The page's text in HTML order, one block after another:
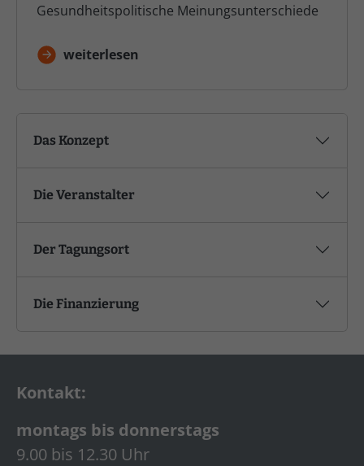
Gesundheitspolitische Meinungsunterschiede
weiterlesen
Das Konzept
Die Veranstalter
Der Tagungsort
Die Finanzierung
Kontakt:
montags bis donnerstags
9.00 bis 12.30 Uhr